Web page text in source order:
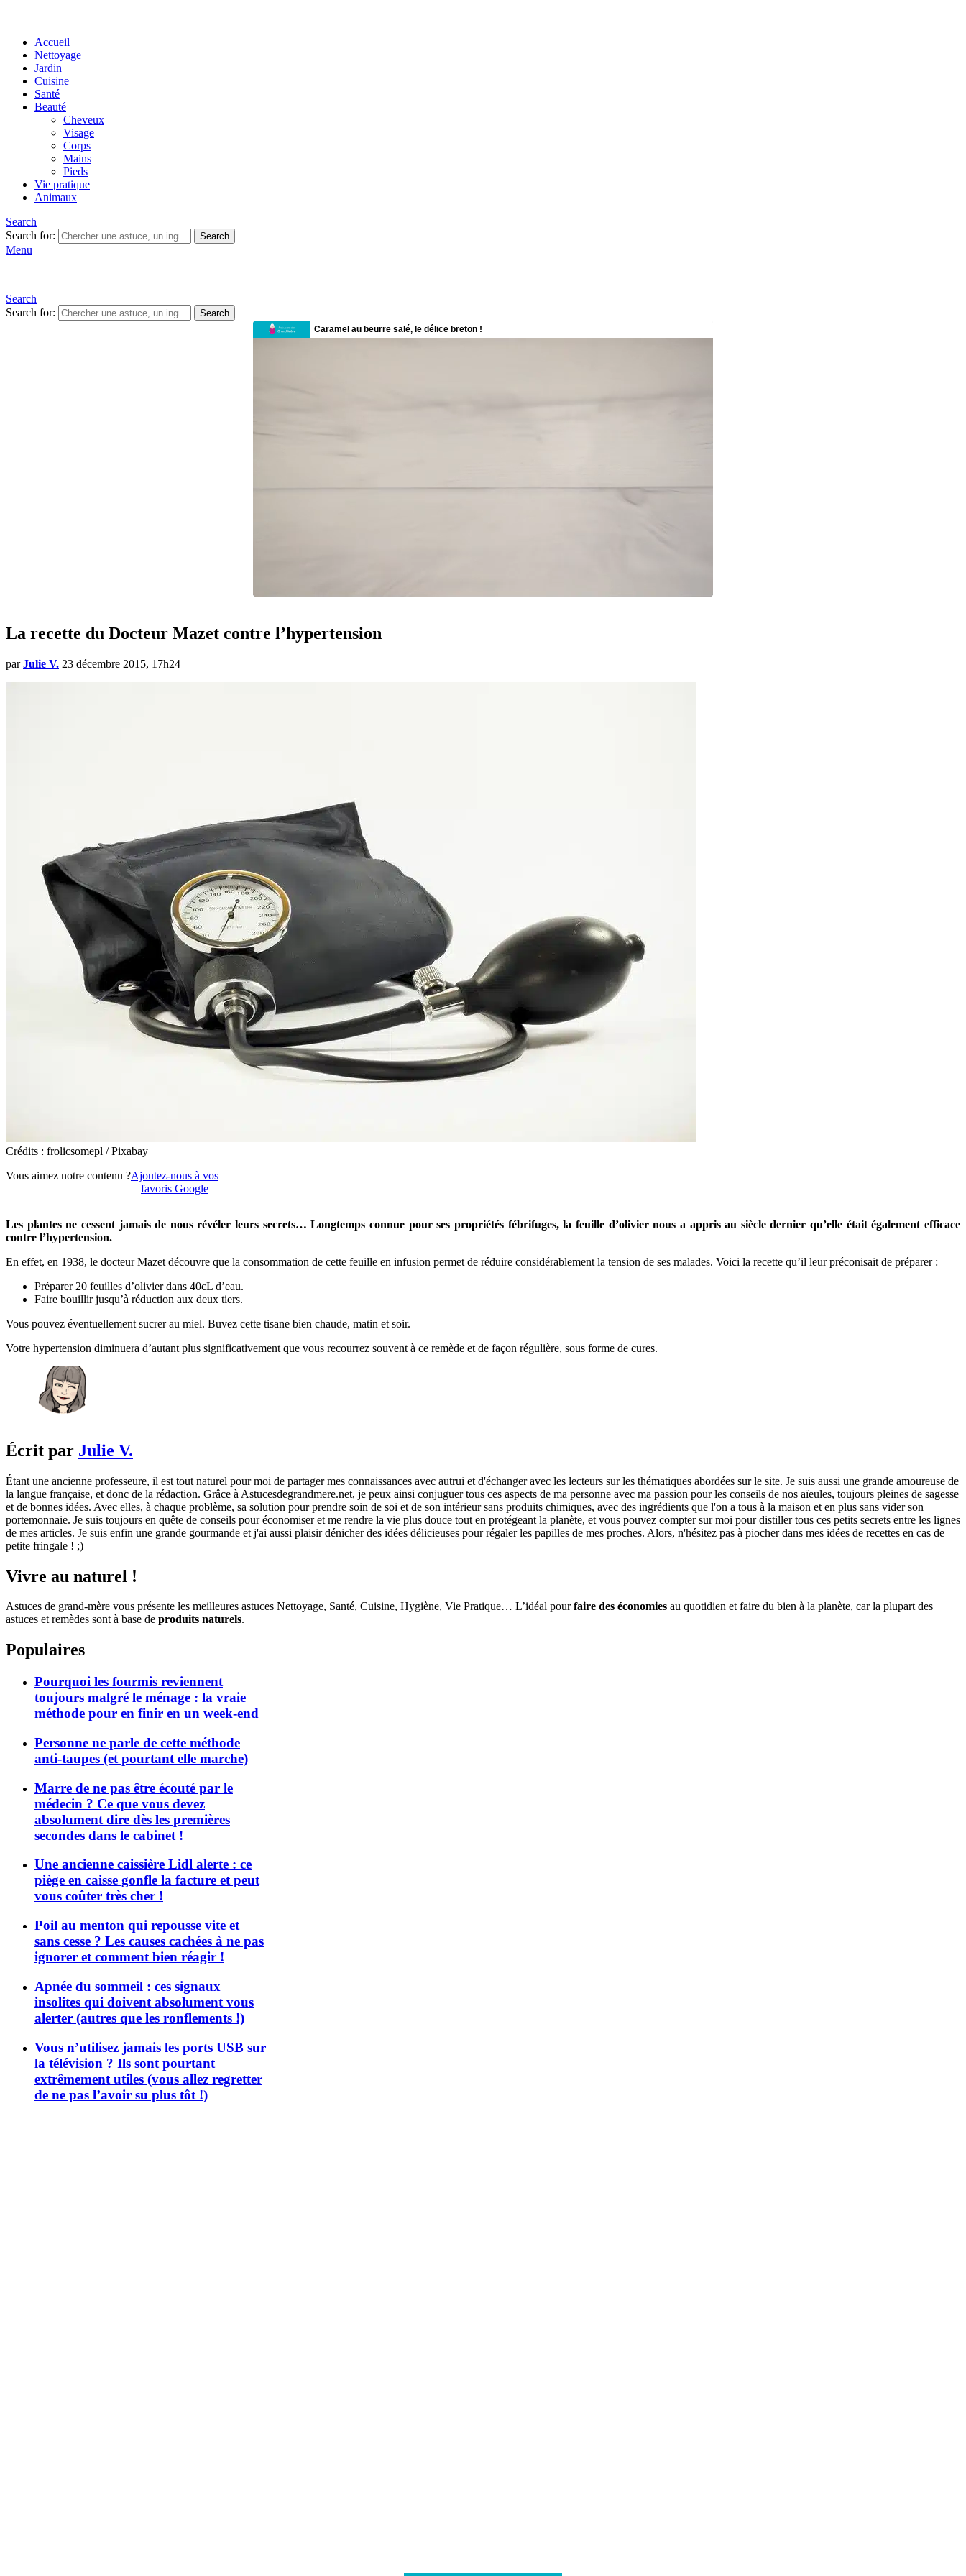
Accueil
Nettoyage
Jardin
Cuisine
Santé
Beauté
Cheveux
Visage
Corps
Mains
Pieds
Vie pratique
Animaux
Search
Search for:
Search
Menu
Search
Search for:
Search
La recette du Docteur Mazet contre l’hypertension
par Julie V. 23 décembre 2015, 17h24
Crédits : frolicsomepl / Pixabay
Vous aimez notre contenu ?Ajoutez-nous à vos
favoris Google
Les plantes ne cessent jamais de nous révéler leurs secrets… Longtemps connue pour ses propriétés fébrifuges, la feuille d’olivier nous a appris au siècle dernier qu’elle était également efficace
contre l’hypertension.
En effet, en 1938, le docteur Mazet découvre que la consommation de cette feuille en infusion permet de réduire considérablement la tension de ses malades. Voici la recette qu’il leur préconisait de préparer :
Préparer 20 feuilles d’olivier dans 40cL d’eau.
Faire bouillir jusqu’à réduction aux deux tiers.
Vous pouvez éventuellement sucrer au miel. Buvez cette tisane bien chaude, matin et soir.
Votre hypertension diminuera d’autant plus significativement que vous recourrez souvent à ce remède et de façon régulière, sous forme de cures.
Écrit par Julie V.
Étant une ancienne professeure, il est tout naturel pour moi de partager mes connaissances avec autrui et d'échanger avec les lecteurs sur les thématiques abordées sur le site. Je suis aussi une grande amoureuse de
la langue française, et donc de la rédaction. Grâce à Astucesdegrandmere.net, je peux ainsi conjuguer tous ces aspects de ma personne avec ma passion pour les conseils de nos aïeules, toujours pleines de sagesse
et de bonnes idées. Avec elles, à chaque problème, sa solution pour prendre soin de soi et de son intérieur sans produits chimiques, avec des ingrédients que l'on a tous à la maison et en plus sans vider son
portemonnaie. Je suis toujours en quête de conseils pour économiser et me rendre la vie plus douce tout en protégeant la planète, et vous pouvez compter sur moi pour distiller tous ces petits secrets entre les lignes
de mes articles. Je suis enfin une grande gourmande et j'ai aussi plaisir dénicher des idées délicieuses pour régaler les papilles de mes proches. Alors, n'hésitez pas à piocher dans mes idées de recettes en cas de
petite fringale ! ;)
Vivre au naturel !
Astuces de grand-mère vous présente les meilleures astuces Nettoyage, Santé, Cuisine, Hygiène, Vie Pratique… L’idéal pourfaire des économies au quotidien et faire du bien à la planète, car la plupart des
astuces et remèdes sont à base de produits naturels.
Populaires
Pourquoi les fourmis reviennent
toujours malgré le ménage : la vraie
méthode pour en finir en un week-end
Personne ne parle de cette méthode
anti-taupes (et pourtant elle marche)
Marre de ne pas être écouté par le
médecin ? Ce que vous devez
absolument dire dès les premières
secondes dans le cabinet !
Une ancienne caissière Lidl alerte : ce
piège en caisse gonfle la facture et peut
vous coûter très cher !
Poil au menton qui repousse vite et
sans cesse ? Les causes cachées à ne pas
ignorer et comment bien réagir !
Apnée du sommeil : ces signaux
insolites qui doivent absolument vous
alerter (autres que les ronflements !)
Vous n’utilisez jamais les ports USB sur
la télévision ? Ils sont pourtant
extrêmement utiles (vous allez regretter
de ne pas l’avoir su plus tôt !)